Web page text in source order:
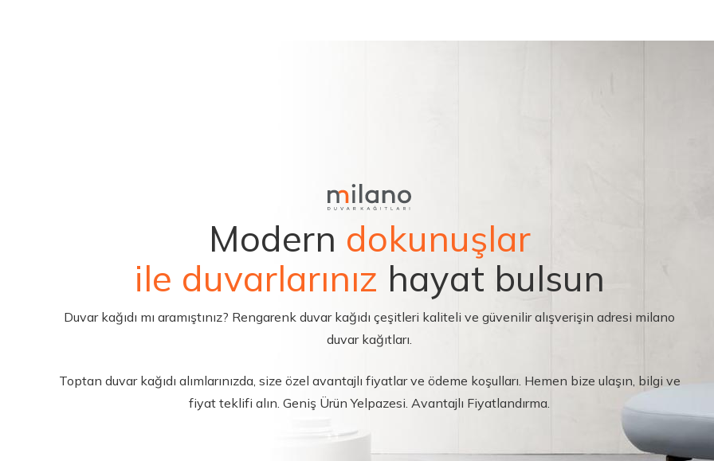
Modern dokunuşlar
ile duvarlarınız hayat bulsun
Duvar kağıdı mı aramıştınız? Rengarenk duvar kağıdı çeşitleri kaliteli ve güvenilir alışverişin adresi milano
duvar kağıtları.
Toptan duvar kağıdı alımlarınızda, size özel avantajlı fiyatlar ve ödeme koşulları. Hemen bize ulaşın, bilgi ve
fiyat teklifi alın. Geniş Ürün Yelpazesi. Avantajlı Fiyatlandırma.